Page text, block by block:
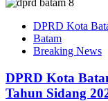
DPRD Kota
Batam
Breaking News
DPRD Kota
Tahun Sidang